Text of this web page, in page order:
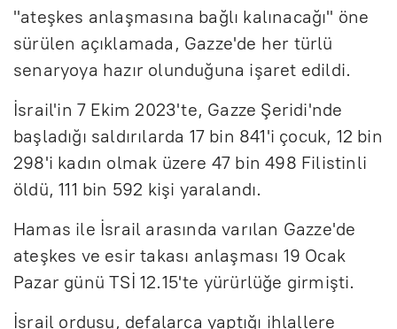
"ateşkes anlaşmasına bağlı kalınacağı" öne
sürülen açıklamada, Gazze'de her türlü
senaryoya hazır olunduğuna işaret edildi.
İsrail'in 7 Ekim 2023'te, Gazze Şeridi'nde
başladığı saldırılarda 17 bin 841'i çocuk, 12 bin
298'i kadın olmak üzere 47 bin 498 Filistinli
öldü, 111 bin 592 kişi yaralandı.
Hamas ile İsrail arasında varılan Gazze'de
ateşkes ve esir takası anlaşması 19 Ocak
Pazar günü TSİ 12.15'te yürürlüğe girmişti.
İsrail ordusu, defalarca yaptığı ihlallere